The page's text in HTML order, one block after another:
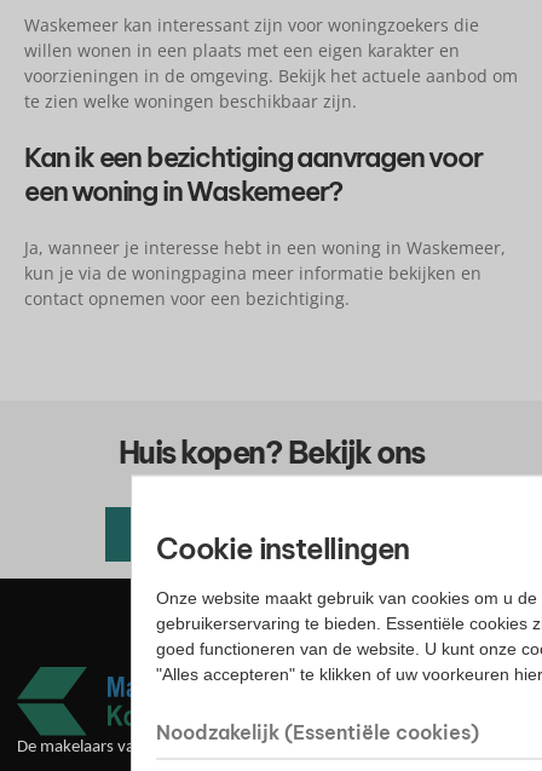
Waskemeer kan interessant zijn voor woningzoekers die
willen wonen in een plaats met een eigen karakter en
voorzieningen in de omgeving. Bekijk het actuele aanbod om
te zien welke woningen beschikbaar zijn.
Kan ik een bezichtiging aanvragen voor
een woning in Waskemeer?
Ja, wanneer je interesse hebt in een woning in Waskemeer,
kun je via de woningpagina meer informatie bekijken en
contact opnemen voor een bezichtiging.
Huis kopen? Bekijk ons
woningaanbod
Alle beschikbare woningen
De makelaars van goede huize
Cookie instellingen
Onze website maakt gebruik van cookies om u
gebruikerservaring te bieden. Essentiële cookies
goed functioneren van de website. U kunt onze
"Alles accepteren" te klikken of uw voorkeuren
Noodzakelijk (Essentiële cookies)